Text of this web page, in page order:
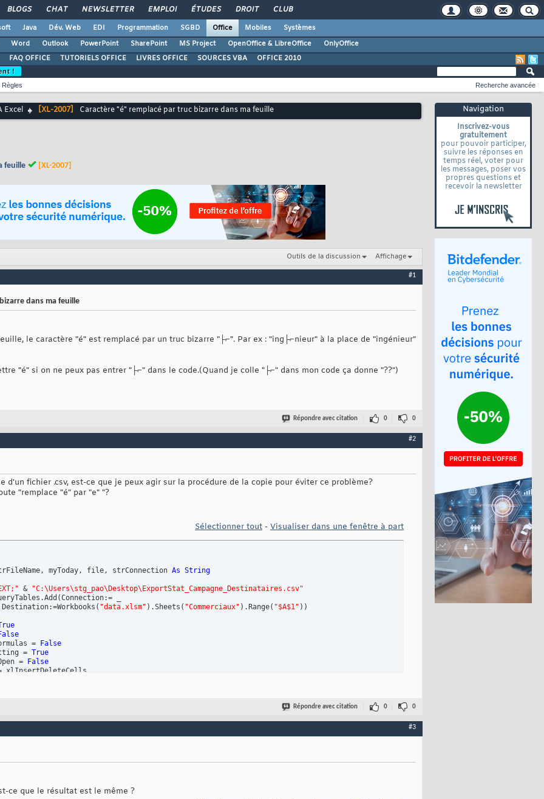
BLOGS CHAT NEWSLETTER EMPLOI ÉTUDES DROIT CLUB
Java Dév. Web EDI Programmation SGBD Office Mobiles
Systèmes
Word Outlook PowerPoint SharePoint MS Project OpenOffice & LibreOffice
OnlyOffice
FAQ OFFICE TUTORIELS OFFICE LIVRES OFFICE SOURCES VBA OFFICE 2010
Navigation
Inscrivez-vous
gratuitement
pour pouvoir participer,
suivre les réponses en
temps réel, voter pour
les messages, poser vos
propres questions et
recevoir la newsletter
!
Règles Recherche avancée
Excel [XL-2007] Caractère "é" remplacé par truc bizarre dans ma feuille
feuille [XL-2007]
Outils de la discussion Affichage
#1
dans ma feuille
le caractère "é" est remplacé par un truc bizarre "├⌐". Par ex : "ing├⌐nieur" à la place de "ingénieur"
"é" si on ne peux pas entrer "├⌐" dans le code.(Quand je colle "├⌐" dans mon code ça donne "??")
Répondre avec citation 0 0
#2
d'un fichier .csv, est-ce que je peux agir sur la procédure de la copie pour éviter ce problème?
"remplace "é" par "e" "?
Sélectionner tout - Visualiser dans une fenêtre à part
myToday, file, strConnection As String
&
"C:\Users\stg_pao\Desktop\ExportStat_Campagne_Destinataires.csv"
(Connection:= _
( "data.xlsm" ) .Sheets ( "Commerciaux" ) .Range( "$A$1" ) )
=
False
=
True
=
False
xlInsertDeleteCells
=
1
=
True
=
False
Répondre avec citation 0 0
#3
ce que le résultat est le même ?